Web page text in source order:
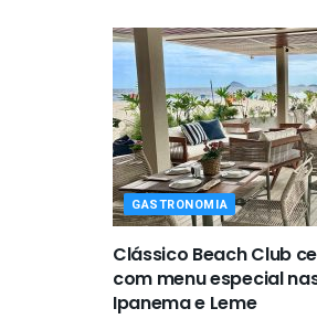
GASTRONOMIA
Clássico Beach Club
com menu especial
Ipanema e Leme